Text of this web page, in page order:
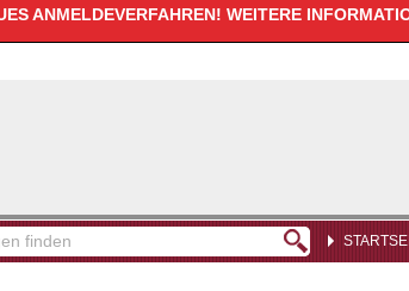
ANMELDEVERFAHREN! WEITERE